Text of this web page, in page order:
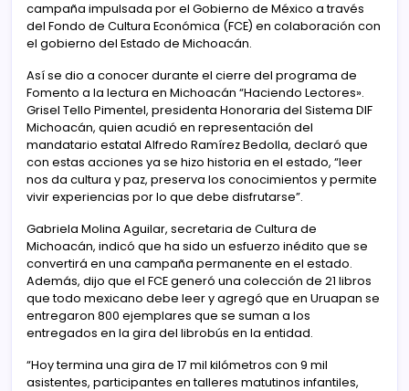
campaña impulsada por el Gobierno de México a través
del Fondo de Cultura Económica (FCE) en colaboración con
el gobierno del Estado de Michoacán.
Así se dio a conocer durante el cierre del programa de
Fomento a la lectura en Michoacán “Haciendo Lectores».
Grisel Tello Pimentel, presidenta Honoraria del Sistema DIF
Michoacán, quien acudió en representación del
mandatario estatal Alfredo Ramírez Bedolla, declaró que
con estas acciones ya se hizo historia en el estado, “leer
nos da cultura y paz, preserva los conocimientos y permite
vivir experiencias por lo que debe disfrutarse”.
Gabriela Molina Aguilar, secretaria de Cultura de
Michoacán, indicó que ha sido un esfuerzo inédito que se
convertirá en una campaña permanente en el estado.
Además, dijo que el FCE generó una colección de 21 libros
que todo mexicano debe leer y agregó que en Uruapan se
entregaron 800 ejemplares que se suman a los
entregados en la gira del librobús en la entidad.
“Hoy termina una gira de 17 mil kilómetros con 9 mil
asistentes, participantes en talleres matutinos infantiles,